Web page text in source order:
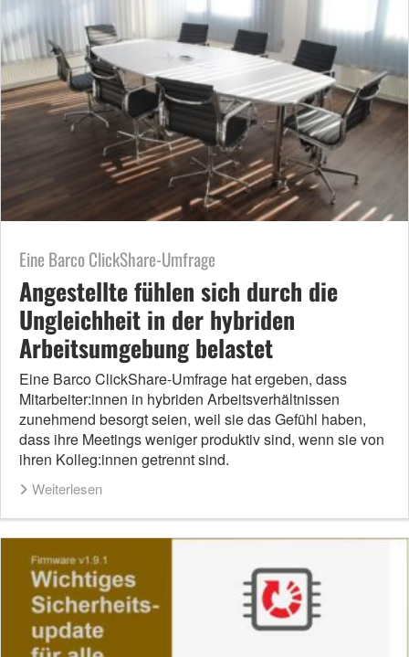
Eine Barco ClickShare-Umfrage
Angestellte fühlen sich durch die
Ungleichheit in der hybriden
Arbeitsumgebung belastet
Eine Barco ClickShare-Umfrage hat ergeben, dass
Mitarbeiter:innen in hybriden Arbeitsverhältnissen
zunehmend besorgt seien, weil sie das Gefühl haben,
dass ihre Meetings weniger produktiv sind, wenn sie von
ihren Kolleg:innen getrennt sind.
Weiterlesen